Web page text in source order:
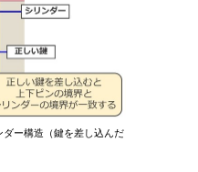
ー構造（鍵を差し込んだ